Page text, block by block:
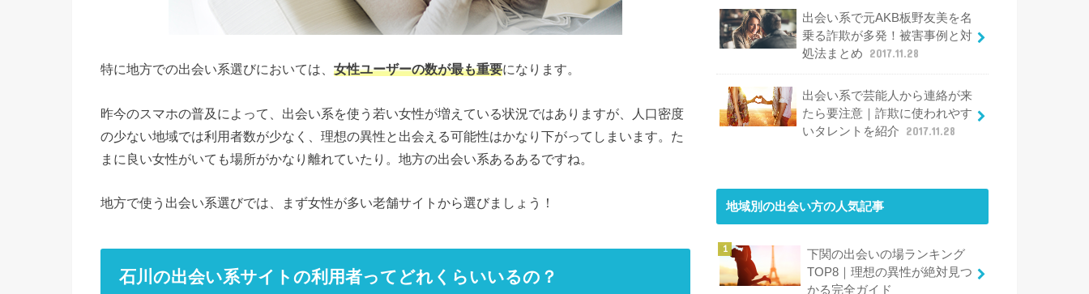
特に地方での出会い系選びにおいては、 女性ユーザーの数が最も重要になります。
昨今のスマホの普及によって、出会い系を使う若い女性が増えている状況ではありますが、人口密度
の少ない地域では利用者数が少なく、理想の異性と出会える可能性はかなり下がってしまいます。た
まに良い女性がいても場所がかなり離れていたり。地方の出会い系あるあるですね。
地方で使う出会い系選びでは、まず女性が多い老舗サイトから選びましょう！
石川の出会い系サイトの利用者ってどれくらいいるの？
出会い系で元AKB板野友美を名
乗る詐欺が多発！被害事例と対
処法まとめ
2017.11.28
出会い系で芸能人から連絡が来
たら要注意｜詐欺に使われやす
いタレントを紹介
2017.11.28
地域別の出会い方の人気記事
下関の出会いの場ランキング
TOP8｜理想の異性が絶対見つ
かる完全ガイド